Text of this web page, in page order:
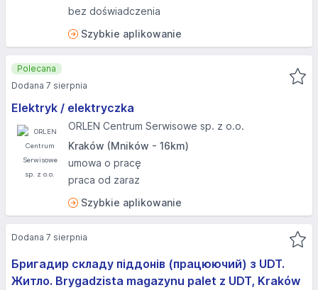
bez doświadczenia
Szybkie aplikowanie
Elektryk / elektryczka
ORLEN Centrum Serwisowe sp. z o.o.
Kraków (Mników - 16km)
umowa o pracę
praca od zaraz
Szybkie aplikowanie
Polecana
Dodana 7 sierpnia
Бригадир складу піддонів (працюючий) з UDT.
Житло. Brygadzista magazynu palet z UDT, Kraków
Dodana 7 sierpnia